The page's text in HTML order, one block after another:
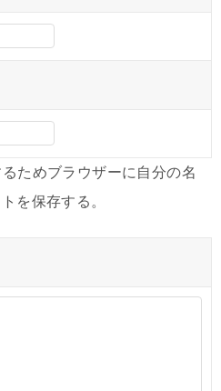
ためブラウザーに自分の名
を保存する。